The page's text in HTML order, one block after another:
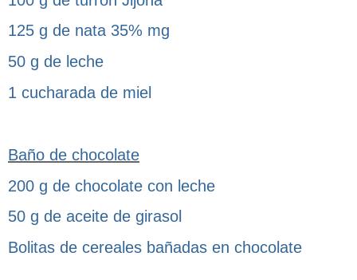
125 g de nata 35% mg
50 g de leche
1 cucharada de miel
Baño de chocolate
200 g de chocolate con leche
50 g de aceite de girasol
Bolitas de cereales bañadas en chocolate